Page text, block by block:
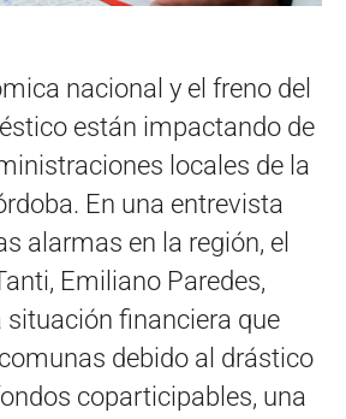
nacional y el freno del
están impactando de
locales de la
En una entrevista
alarmas en la región, el
Emiliano Paredes,
situación financiera que
debido al drástico
coparticipables, una